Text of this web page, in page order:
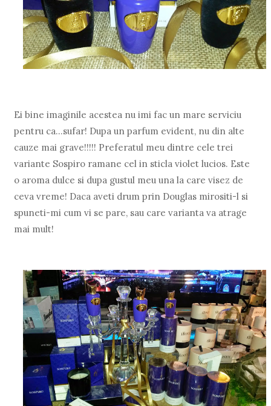
Ei bine imaginile acestea nu imi fac un mare serviciu
pentru ca...sufar! Dupa un parfum evident, nu din alte
cauze mai grave!!!!! Preferatul meu dintre cele trei
variante Sospiro ramane cel in sticla violet lucios. Este
o aroma dulce si dupa gustul meu una la care visez de
ceva vreme! Daca aveti drum prin Douglas mirositi-l si
spuneti-mi cum vi se pare, sau care varianta va atrage
mai mult!